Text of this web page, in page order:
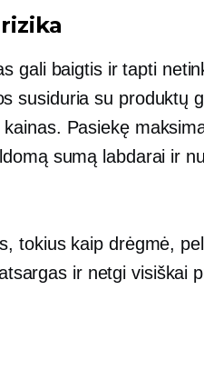
gali baigtis ir tapti
susiduria su produktų
Pasiekę
sumą labdarai ir
tokius kaip drėgmė,
ir netgi visiškai